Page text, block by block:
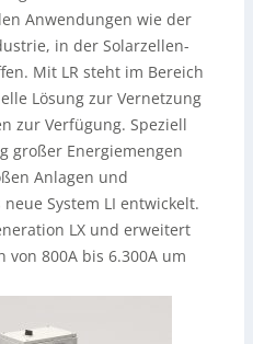
Anwendungen wie der
in der Solarzellen-
Mit LR steht im Bereich
Lösung zur Vernetzung
zur Verfügung. Speziell
großer Energiemengen
Anlagen und
System LI entwickelt.
LX und erweitert
800A bis 6.300A um